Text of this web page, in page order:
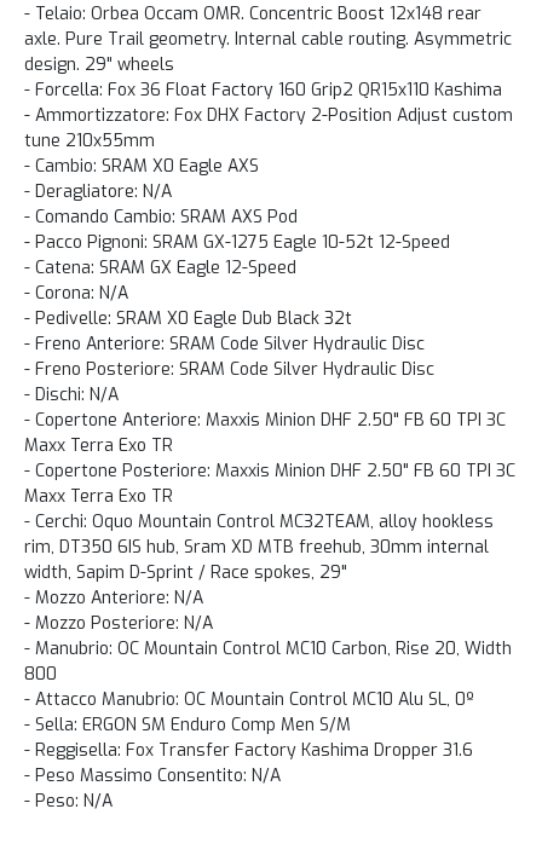
- Telaio: Orbea Occam OMR. Concentric Boost 12x148 rear
axle. Pure Trail geometry. Internal cable routing. Asymmetric
design. 29" wheels
- Forcella: Fox 36 Float Factory 160 Grip2 QR15x110 Kashima
- Ammortizzatore: Fox DHX Factory 2-Position Adjust custom
tune 210x55mm
- Cambio: SRAM X0 Eagle AXS
- Deragliatore: N/A
- Comando Cambio: SRAM AXS Pod
- Pacco Pignoni: SRAM GX-1275 Eagle 10-52t 12-Speed
- Catena: SRAM GX Eagle 12-Speed
- Corona: N/A
- Pedivelle: SRAM X0 Eagle Dub Black 32t
- Freno Anteriore: SRAM Code Silver Hydraulic Disc
- Freno Posteriore: SRAM Code Silver Hydraulic Disc
- Dischi: N/A
- Copertone Anteriore: Maxxis Minion DHF 2.50" FB 60 TPI 3C
Maxx Terra Exo TR
- Copertone Posteriore: Maxxis Minion DHF 2.50" FB 60 TPI 3C
Maxx Terra Exo TR
- Cerchi: Oquo Mountain Control MC32TEAM, alloy hookless
rim, DT350 6IS hub, Sram XD MTB freehub, 30mm internal
width, Sapim D-Sprint / Race spokes, 29"
- Mozzo Anteriore: N/A
- Mozzo Posteriore: N/A
- Manubrio: OC Mountain Control MC10 Carbon, Rise 20, Width
800
- Attacco Manubrio: OC Mountain Control MC10 Alu SL, 0º
- Sella: ERGON SM Enduro Comp Men S/M
- Reggisella: Fox Transfer Factory Kashima Dropper 31.6
- Peso Massimo Consentito: N/A
- Peso: N/A